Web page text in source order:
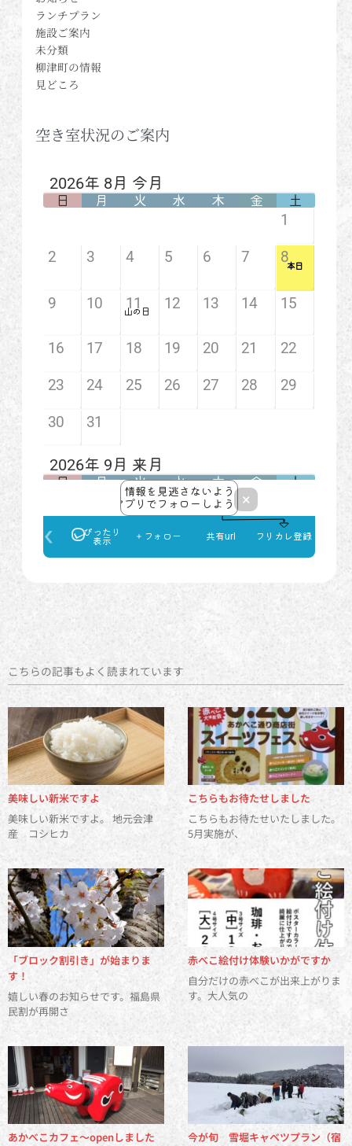
ランチプラン
施設ご案内
未分類
柳津町の情報
見どころ
空き室状況のご案内
こちらの記事もよく読まれています
美味しい新米ですよ
美味しい新米ですよ。 地元会津
産 コシヒカ
こちらもお待たせしました
こちらもお待たせいたしました。
5月実施が、
「ブロック割引き」が始まりま
す！
嬉しい春のお知らせです。福島県
民割が再開さ
赤べこ絵付け体験いかがですか
自分だけの赤べこが出来上がりま
す。大人気の
あかべこカフェ～openしました
今が旬 雪堀キャベツプラン（宿